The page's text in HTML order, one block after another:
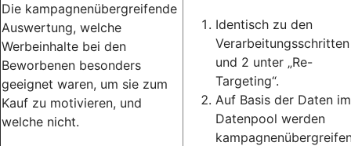
Die kampagnenübergreifende
Auswertung, welche
Werbeinhalte bei den
Beworbenen besonders
geeignet waren, um sie zum
Kauf zu motivieren, und
welche nicht.
Identisch zu den
Verarbeitungsschritten
und 2 unter „Re-
Targeting“.
Auf Basis der Daten im
Datenpool werden